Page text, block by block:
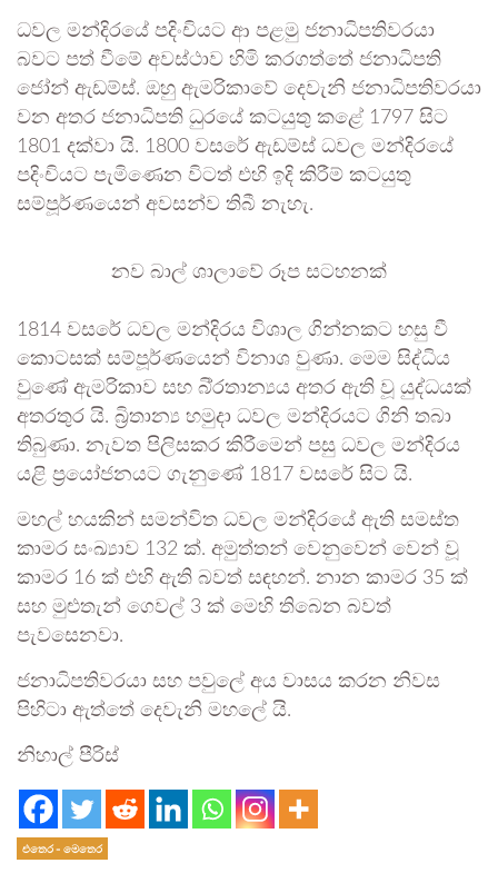
ධවල මන්දිරයේ පදිංචියට ආ පළමු ජනාධිපතිවරයා
බවට පත් වීමේ අවස්ථාව හිමි කරගත්තේ ජනාධිපති
ජෝන් ඇඩම්ස්. ඔහු ඇමරිකාවේ දෙවැනි ජනාධිපතිවරයා
වන අතර ජනාධිපති ධුරයේ කටයුතු කළේ 1797 සිට
1801 දක්වා යි. 1800 වසරේ ඇඩම්ස් ධවල මන්දිරයේ
පදිංචියට පැමිණෙන විටත් එහි ඉදි කිරීම් කටයුතු
සම්පූර්ණයෙන් අවසන්ව තිබී නැහැ.
නව බාල් ශාලාවේ රූප සටහනක්
1814 වසරේ ධවල මන්දිරය විශාල ගින්නකට හසු වී
කොටසක් සම්පූර්ණයෙන් විනාශ වුණා. මෙම සිද්ධිය
වුණේ ඇමරිකාව සහ බි‍්‍රතාන්‍යය අතර ඇති වූ යුද්ධයක්
අතරතුර යි. බ්‍රිතාන්‍ය හමුදා ධවල මන්දිරයට ගිනි තබා
තිබුණා. නැවත පිලිසකර කිරීමෙන් පසු ධවල මන්දිරය
යළි ප‍්‍රයෝජනයට ගැනුණේ 1817 වසරේ සිට යි.
මහල් හයකින් සමන්විත ධවල මන්දිරයේ ඇති සමස්ත
කාමර සංඛ්‍යාව 132 ක්. අමුත්තන් වෙනුවෙන් වෙන් වූ
කාමර 16 ක් එහි ඇති බවත් සඳහන්. නාන කාමර 35 ක්
සහ මුළුතැන් ගෙවල් 3 ක් මෙහි තිබෙන බවත්
පැවසෙනවා.
ජනාධිපතිවරයා සහ පවුලේ අය වාසය කරන නිවස
පිහිටා ඇත්තේ දෙවැනි මහලේ යි.
නිහාල් පීරිස්
එතෙර - මෙතෙර